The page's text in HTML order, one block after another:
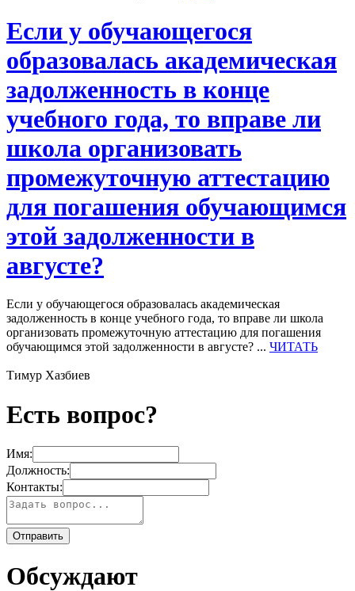
Если у обучающегося
образовалась академическая
задолженность в конце
учебного года, то вправе ли
школа организовать
промежуточную аттестацию
для погашения обучающимся
этой задолженности в
августе?
Если у обучающегося образовалась академическая
задолженность в конце учебного года, то вправе ли школа
организовать промежуточную аттестацию для погашения
обучающимся этой задолженности в августе? ... ЧИТАТЬ
Тимур Хазбиев
Есть вопрос?
Имя:
Должность:
Контакты:
Обсуждают